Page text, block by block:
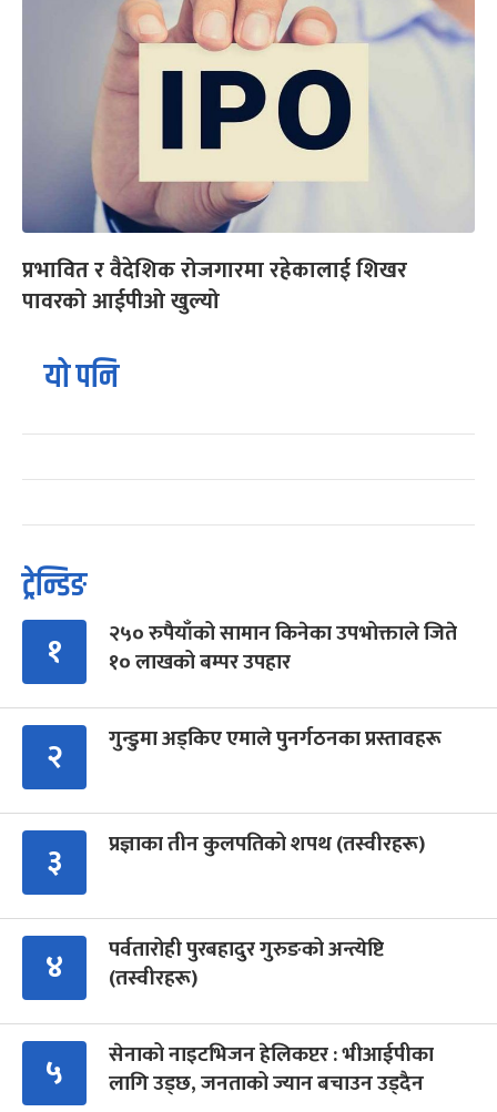
प्रभावित र वैदेशिक रोजगारमा रहेकालाई शिखर
पावरको आईपीओ खुल्यो
यो पनि
ट्रेन्डिङ
१
२५० रुपैयाँको सामान किनेका उपभोक्ताले जिते
१० लाखको बम्पर उपहार
२ गुन्डुमा अड्किए एमाले पुनर्गठनका प्रस्तावहरू
३ प्रज्ञाका तीन कुलपतिको शपथ (तस्वीरहरू)
४
पर्वतारोही पुरबहादुर गुरुङको अन्त्येष्टि
(तस्वीरहरू)
५
सेनाको नाइटभिजन हेलिकप्टर : भीआईपीका
लागि उड्छ, जनताको ज्यान बचाउन उड्दैन